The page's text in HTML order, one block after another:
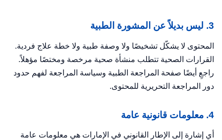
3. ليس بديلاً عن المشورة الطبية
المحتوى لا يشكّل تشخيصًا ولا وصفة طبية ولا خطة علاج فردية.
القرارات الصحية تتطلب منشأة صحية مرخصة ومختصًا مؤهلاً.
راجعِ أيضًا صفحة المراجعة الطبية وسياسة المراجعة لفهم حدود
دور المراجعة التحريرية للمحتوى.
4. معلومات قانونية عامة
أي إشارة إلى الإطار القانوني في الإمارات هي معلومات عامة